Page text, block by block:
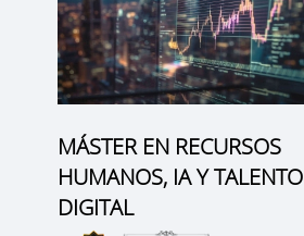
MÁSTER EN RECURSOS
HUMANOS, IA Y TALENTO
DIGITAL